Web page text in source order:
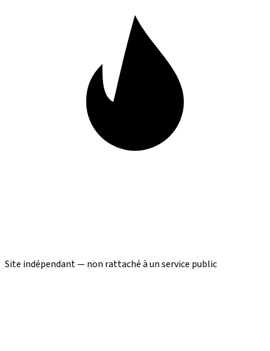
Site indépendant — non rattaché à un service public